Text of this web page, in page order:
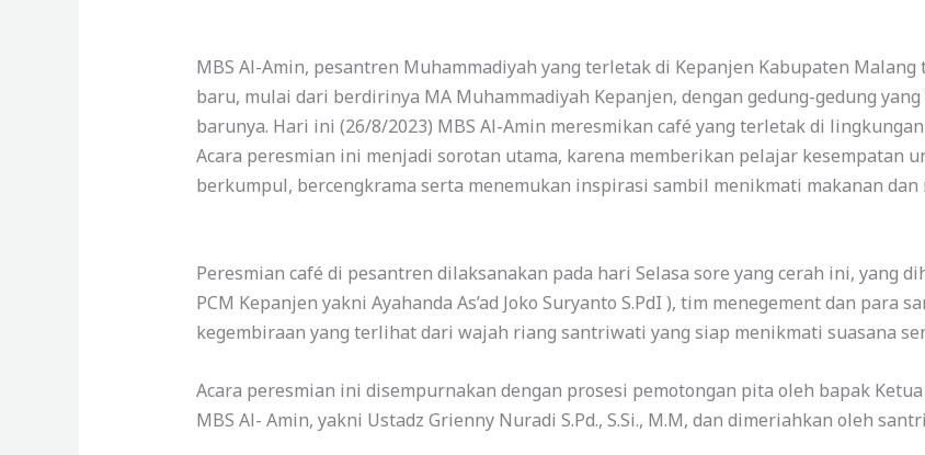
MBS Al-Amin, pesantren Muhammadiyah yang terletak di Kepanjen Kabupaten
baru, mulai dari berdirinya MA Muhammadiyah Kepanjen, dengan gedung-gedung
barunya. Hari ini (26/8/2023) MBS Al-Amin meresmikan café yang terletak di
Acara peresmian ini menjadi sorotan utama, karena memberikan pelajar kesempatan
berkumpul, bercengkrama serta menemukan inspirasi sambil menikmati makanan dan
Peresmian café di pesantren dilaksanakan pada hari Selasa sore yang cerah ini, yang
PCM Kepanjen yakni Ayahanda As’ad Joko Suryanto S.PdI ), tim menegement dan para
kegembiraan yang terlihat dari wajah riang santriwati yang siap menikmati suasana
Acara peresmian ini disempurnakan dengan prosesi pemotongan pita oleh bapak
MBS Al- Amin, yakni Ustadz Grienny Nuradi S.Pd., S.Si., M.M, dan dimeriahkan oleh